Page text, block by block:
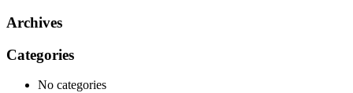
Archives
Categories
No categories